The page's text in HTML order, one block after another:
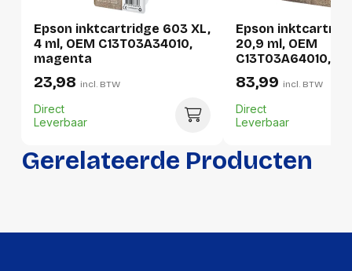
Per stuk
Hoeveelheid:
Breedte:
95 millimeter
Hoogte:
25 millimeter
Gewicht:
34 gram
Gerelateerde Producten
Epson inktcartridge 603 XL,
4 ml, OEM C13T03A34010,
magenta
23,98 incl. BTW
Direct
Leverbaar
Epson
20,9 ml, OEM
C13T03A64010, 4
83,99 incl. BTW
Direct
Leverbaar